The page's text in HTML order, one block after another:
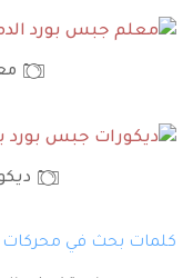
كلمات بحث في محركات